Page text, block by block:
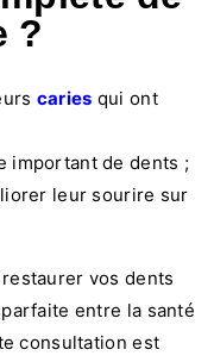
?
caries qui ont
important de dents ;
leur sourire sur
vos dents
entre la santé
consultation est